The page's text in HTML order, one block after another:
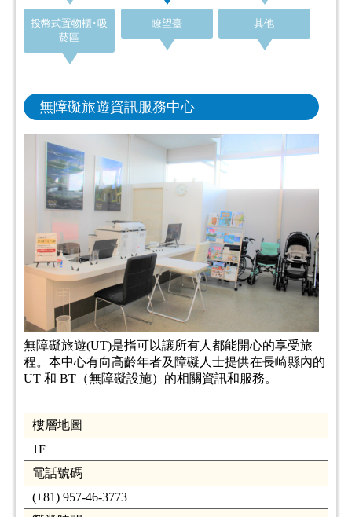
投幣式置物櫃･吸
菸區
瞭望臺 其他
無障礙旅遊資訊服務中心
無障礙旅遊(UT)是指可以讓所有人都能開心的享受旅
程。本中心有向高齡年者及障礙人士提供在長崎縣內的
UT 和 BT（無障礙設施）的相關資訊和服務。
樓層地圖
1F
電話號碼
(+81) 957-46-3773